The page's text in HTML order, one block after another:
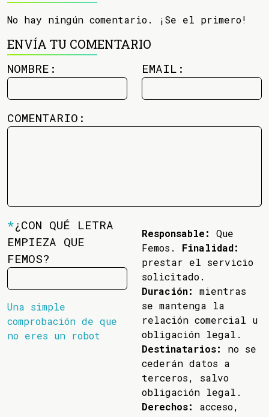
No hay ningún comentario. ¡Se el primero!
ENVÍA TU COMENTARIO
NOMBRE: EMAIL:
COMENTARIO:
*¿CON QUÉ LETRA
EMPIEZA QUE
FEMOS?
Una simple
comprobación de que
no eres un robot
Responsable:
Que
Femos. Finalidad:
prestar el servicio
solicitado.
Duración:
mientras
se mantenga la
relación comercial u
obligación legal.
Destinatarios:
no se
cederán datos a
terceros, salvo
obligación legal.
Derechos:
acceso,